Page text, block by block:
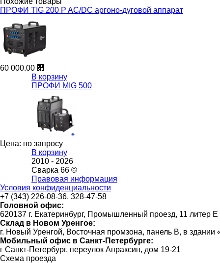
ПРОФИ TIG 200 P AC/DC аргоно-дуговой аппарат
60 000.00 ⃏
В корзину
ПРОФИ MIG 500
Цена: по запросу
В корзину
2010 - 2026
Сварка 66 ©
Правовая информация
Условия конфиденциальности
+7 (343) 226-08-36, 328-47-58
Головной офис:
620137 г. Екатеринбург, Промышленный проезд, 11 литер Е
Склад в Новом Уренгое:
г. Новый Уренгой, Восточная промзона, панель В, в
Мобильный офис в Санкт-Петербурге:
г Санкт-Петербург, переулок Апраксин, дом 19-21
Схема проезда